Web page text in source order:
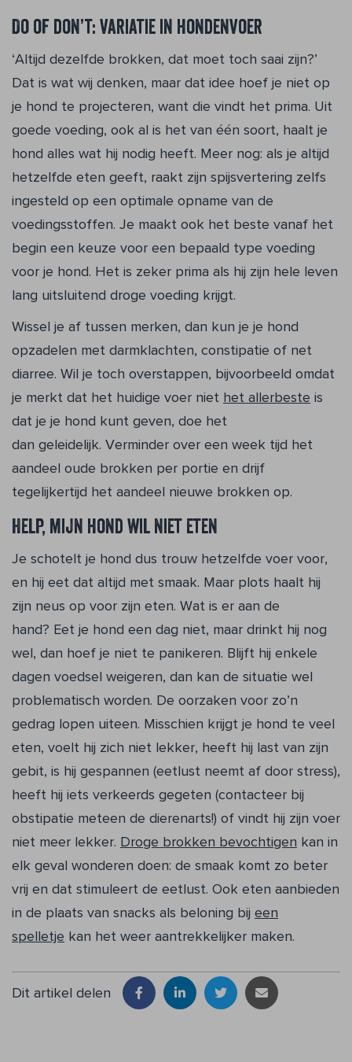
Do of don’t: variatie in hondenvoer
‘Altijd dezelfde brokken, dat moet toch saai zijn?’
Dat is wat wij denken, maar dat idee hoef je niet op
je hond te projecteren, want die vindt het prima. Uit
goede voeding, ook al is het van één soort, haalt je
hond alles wat hij nodig heeft. Meer nog: als je altijd
hetzelfde eten geeft, raakt zijn spijsvertering zelfs
ingesteld op een optimale opname van de
voedingsstoffen. Je maakt ook het beste vanaf het
begin een keuze voor een bepaald type voeding
voor je hond. Het is zeker prima als hij zijn hele leven
lang uitsluitend droge voeding krijgt.
Wissel je af tussen merken, dan kun je je hond
opzadelen met darmklachten, constipatie of net
diarree. Wil je toch overstappen, bijvoorbeeld omdat
je merkt dat het huidige voer niet het allerbeste is
dat je je hond kunt geven, doe het
dan geleidelijk. Verminder over een week tijd het
aandeel oude brokken per portie en drijf
tegelijkertijd het aandeel nieuwe brokken op.
Help, mijn hond wil niet eten
Je schotelt je hond dus trouw hetzelfde voer voor,
en hij eet dat altijd met smaak. Maar plots haalt hij
zijn neus op voor zijn eten. Wat is er aan de
hand? Eet je hond een dag niet, maar drinkt hij nog
wel, dan hoef je niet te panikeren. Blijft hij enkele
dagen voedsel weigeren, dan kan de situatie wel
problematisch worden. De oorzaken voor zo’n
gedrag lopen uiteen. Misschien krijgt je hond te veel
eten, voelt hij zich niet lekker, heeft hij last van zijn
gebit, is hij gespannen (eetlust neemt af door stress),
heeft hij iets verkeerds gegeten (contacteer bij
obstipatie meteen de dierenarts!) of vindt hij zijn voer
niet meer lekker. Droge brokken bevochtigen kan in
elk geval wonderen doen: de smaak komt zo beter
vrij en dat stimuleert de eetlust. Ook eten aanbieden
in de plaats van snacks als beloning bij een
spelletje kan het weer aantrekkelijker maken.
Dit artikel delen